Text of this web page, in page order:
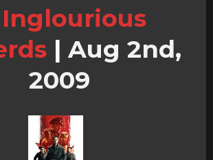
Inglourious
| Aug 2nd,
2009